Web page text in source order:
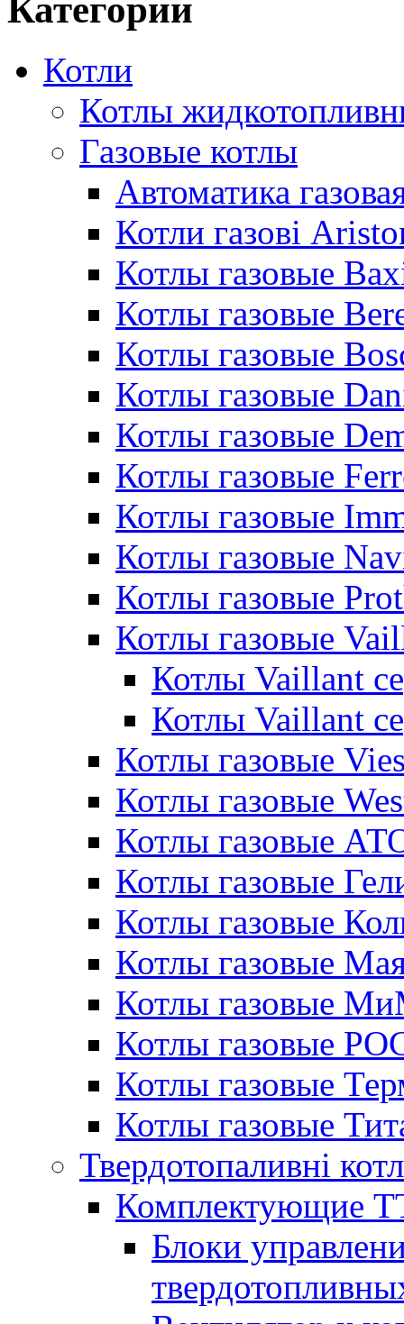
Категории
Котли
Котлы
Газовые котлы
Автоматика
Котли газові
Котлы газовые
Котлы газовые
Котлы газовые
Котлы газовые
Котлы газовые
Котлы газовые
Котлы газовые
Котлы газовые
Котлы газовые
Котлы газовые
Котлы Vaillant
Котлы Vaillant
Котлы газовые
Котлы газовые
Котлы газовые
Котлы газовые
Котлы газовые
Котлы газовые
Котлы газовые
Котлы газовые
Котлы газовые
Котлы газовые
Твердотопаливні
Комплектующие
Блоки